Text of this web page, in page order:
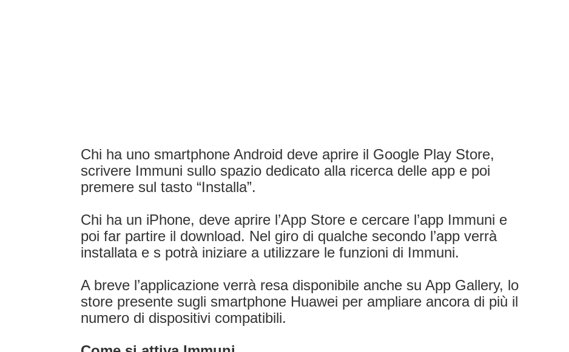
Chi ha uno smartphone Android deve aprire il Google Play Store,
scrivere Immuni sullo spazio dedicato alla ricerca delle app e poi
premere sul tasto “Installa”.
Chi ha un iPhone, deve aprire l’App Store e cercare l’app Immuni e
poi far partire il download. Nel giro di qualche secondo l’app verrà
installata e s potrà iniziare a utilizzare le funzioni di Immuni.
A breve l’applicazione verrà resa disponibile anche su App Gallery, lo
store presente sugli smartphone Huawei per ampliare ancora di più il
numero di dispositivi compatibili.